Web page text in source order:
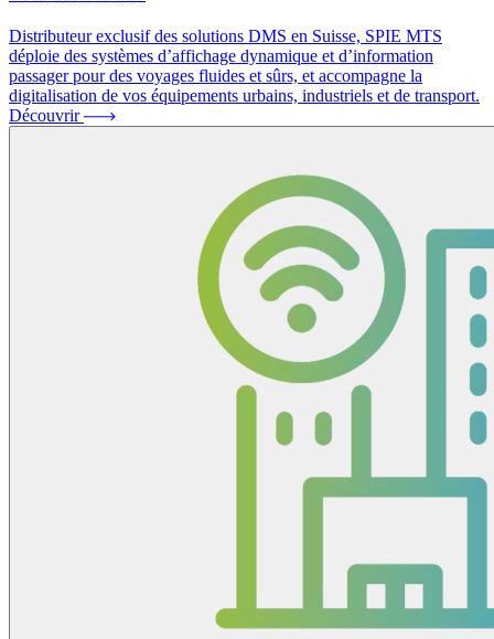
Distributeur exclusif des solutions DMS en Suisse, SPIE MTS
déploie des systèmes d’affichage dynamique et d’information
passager pour des voyages fluides et sûrs, et accompagne la
digitalisation de vos équipements urbains, industriels et de transport.
Découvrir